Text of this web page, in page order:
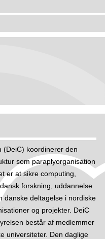
(DeiC) koordinerer den
som paraplyorganisation
er at sikre computing,
forskning, uddannelse
danske deltagelse i nordiske
og projekter. DeiC
består af medlemmer
universiteter. Den daglige